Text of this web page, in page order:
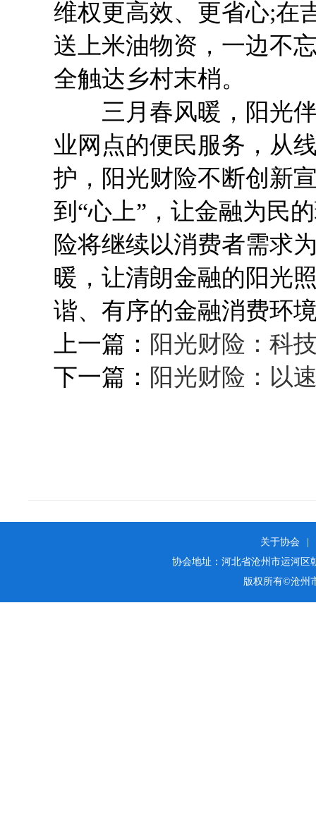
维权更高效、更省心;在
送上米油物资，一边不
全触达乡村末梢。
三月春风暖，阳光伴
业网点的便民服务，从
护，阳光财险不断创新
到“心上”，让金融为民
险将继续以消费者需求
暖，让清朗金融的阳光
谐、有序的金融消费环
上一篇： 阳光财险：科
下一篇： 阳光财险：以
关于协会
协会地址：河北省沧州市运河区
版权所有©沧州